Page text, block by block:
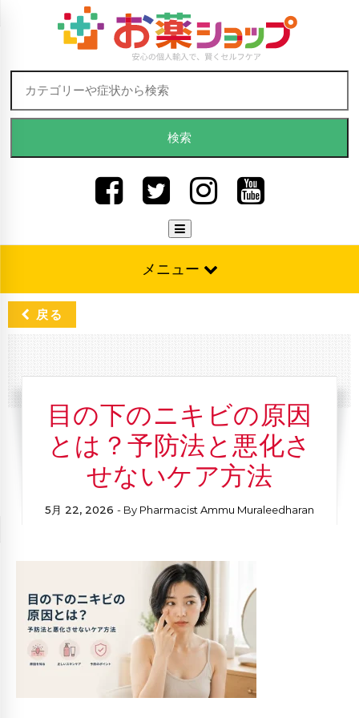
Skip to content
検索:
メニュー
戻る
目の下のニキビの原因
とは？予防法と悪化さ
せないケア方法
5月 22, 2026 - By Pharmacist Ammu Muraleedharan